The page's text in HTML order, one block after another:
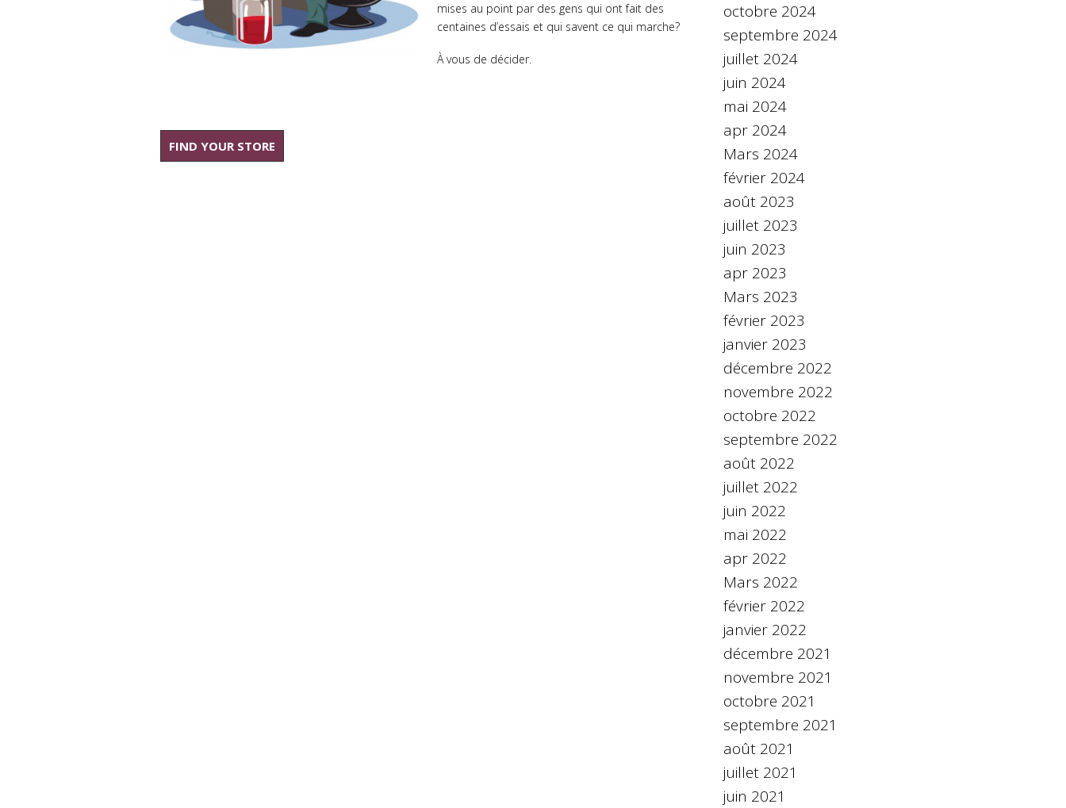
mises au point par des gens qui ont fait des
centaines d’essais et qui savent ce qui marche?
À vous de décider.
FIND YOUR STORE
octobre 2024
septembre 2024
juillet 2024
juin 2024
mai 2024
apr 2024
Mars 2024
février 2024
août 2023
juillet 2023
juin 2023
apr 2023
Mars 2023
février 2023
janvier 2023
décembre 2022
novembre 2022
octobre 2022
septembre 2022
août 2022
juillet 2022
juin 2022
mai 2022
apr 2022
Mars 2022
février 2022
janvier 2022
décembre 2021
novembre 2021
octobre 2021
septembre 2021
août 2021
juillet 2021
juin 2021